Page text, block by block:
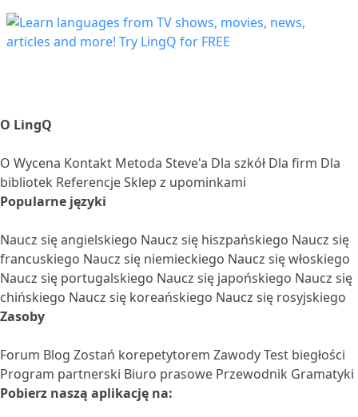
O LingQ
O Wycena Kontakt Metoda Steve'a Dla szkół Dla firm Dla
bibliotek ReferencjeSklep z upominkami
Popularne języki
Naucz się angielskiego Naucz się hiszpańskiego Naucz się
francuskiego Naucz się niemieckiego Naucz się włoskiego
Naucz się portugalskiego Naucz się japońskiego Naucz się
chińskiego Naucz się koreańskiego Naucz się rosyjskiego
Zasoby
Forum Blog Zostań korepetytorem ZawodyTest biegłości
Program partnerski Biuro prasowe Przewodnik Gramatyki
Pobierz naszą aplikację na: